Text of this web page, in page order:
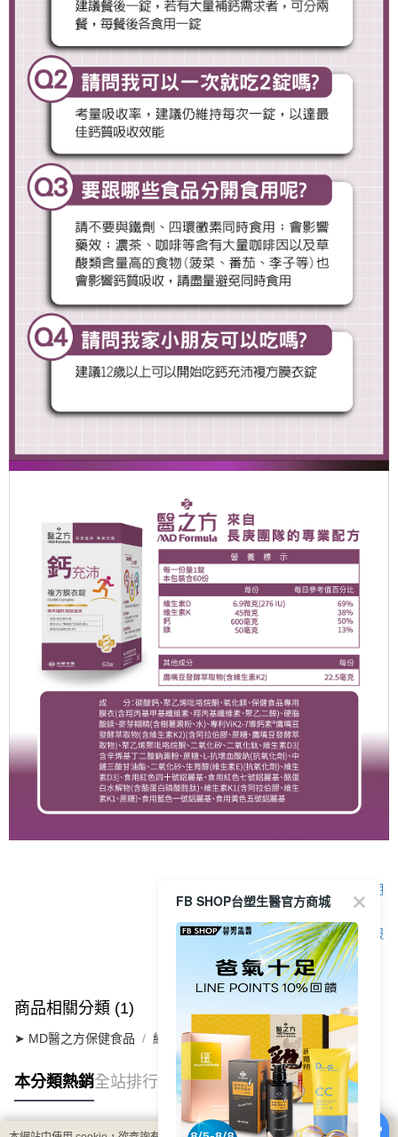
顯示電腦版詳細說明
客服
商品相關分類 (1)
➤ MD醫之方保健食品 維生素系列 鈣充沛膜衣錠
本分類熱銷全站排行
FB SHOP台塑生醫官方商城